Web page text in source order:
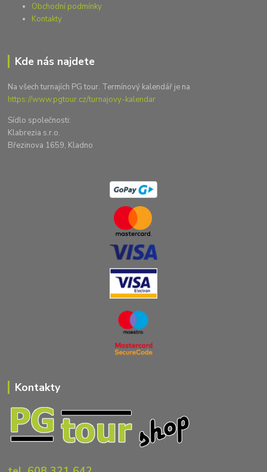
Obchodní podmínky
Kontakty
Kde nás najdete
Na všech turnajích PG tour. Termínový kalendář je na
https://www.pgtour.cz/turnajovy-kalendar
Sídlo společnosti:
Klabrezia s.r.o.
Březinova 1659, Kladno
Kontakty